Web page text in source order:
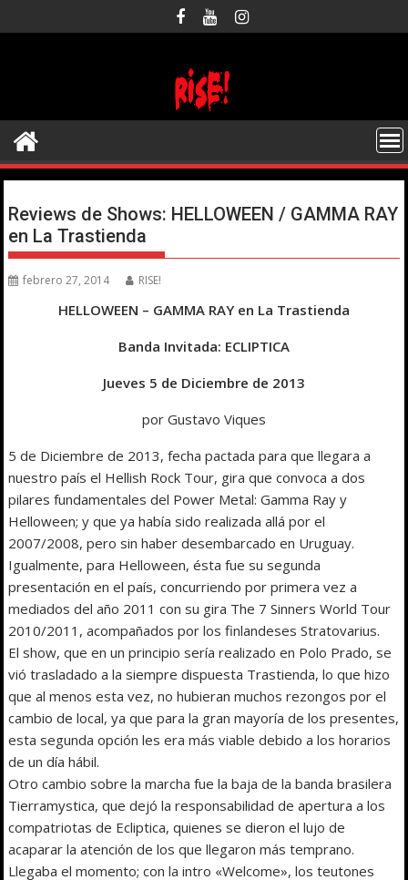
al
Reviews de Shows: HELLOWEEN / GAMMA RAY
en La Trastienda
febrero 27, 2014 RISE!
HELLOWEEN – GAMMA RAY en La Trastienda
Banda Invitada: ECLIPTICA
Jueves 5 de Diciembre de 2013
por Gustavo Viques
5 de Diciembre de 2013, fecha pactada para que llegara a
nuestro país el Hellish Rock Tour, gira que convoca a dos
pilares fundamentales del Power Metal: Gamma Ray y
Helloween; y que ya había sido realizada allá por el
2007/2008, pero sin haber desembarcado en Uruguay.
Igualmente, para Helloween, ésta fue su segunda
presentación en el país, concurriendo por primera vez a
mediados del año 2011 con su gira The 7 Sinners World Tour
2010/2011, acompañados por los finlandeses Stratovarius.
El show, que en un principio sería realizado en Polo Prado, se
vió trasladado a la siempre dispuesta Trastienda, lo que hizo
que al menos esta vez, no hubieran muchos rezongos por el
cambio de local, ya que para la gran mayoría de los presentes,
esta segunda opción les era más viable debido a los horarios
de un día hábil.
Otro cambio sobre la marcha fue la baja de la banda brasilera
Tierramystica, que dejó la responsabilidad de apertura a los
compatriotas de Ecliptica, quienes se dieron el lujo de
acaparar la atención de los que llegaron más temprano.
Llegaba el momento; con la intro «Welcome», los teutones